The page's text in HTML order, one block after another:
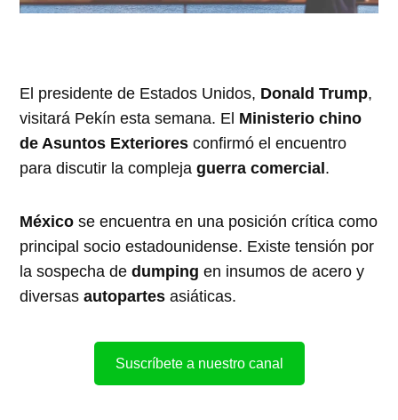
El presidente de Estados Unidos, Donald Trump,
visitará Pekín esta semana. El Ministerio chino
de Asuntos Exteriores confirmó el encuentro
para discutir la complejaguerra comercial.
México se encuentra en una posición crítica como
principal socio estadounidense. Existe tensión por
la sospecha dedumping en insumos de acero y
diversasautopartes asiáticas.
Suscríbete a nuestro canal